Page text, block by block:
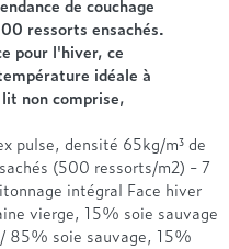
de couchage
ressorts ensachés.
pour l'hiver, ce
idéale à
non comprise,
pulse, densité 65kg/m³ de
(500 ressorts/m2) - 7
intégral Face hiver
vierge, 15% soie sauvage
85% soie sauvage, 15%